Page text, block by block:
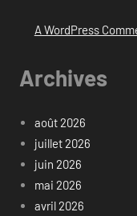
A WordPress
Archives
août 2026
juillet 2026
juin 2026
mai 2026
avril 2026